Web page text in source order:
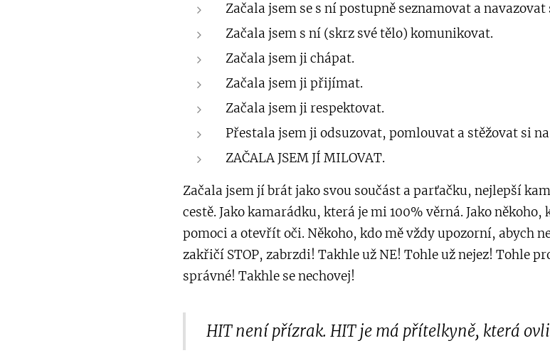
Začala jsem se s ní postupně seznamovat a
Začala jsem s ní (skrz své tělo) komunikovat.
Začala jsem ji chápat.
Začala jsem ji přijímat.
Začala jsem ji respektovat.
Přestala jsem ji odsuzovat, pomlouvat a stěžovat si
ZAČALA JSEM JÍ MILOVAT.
Začala jsem jí brát jako svou součást a parťačku, nejlepší
cestě. Jako kamarádku, která je mi 100% věrná. Jako
pomoci a otevřít oči. Někoho, kdo mě vždy upozorní, abych
zakřičí STOP, zabrzdi! Takhle už NE! Tohle už nejez! Tohle
správné! Takhle se nechovej!
HIT není přízrak. HIT je má přítelkyně, která